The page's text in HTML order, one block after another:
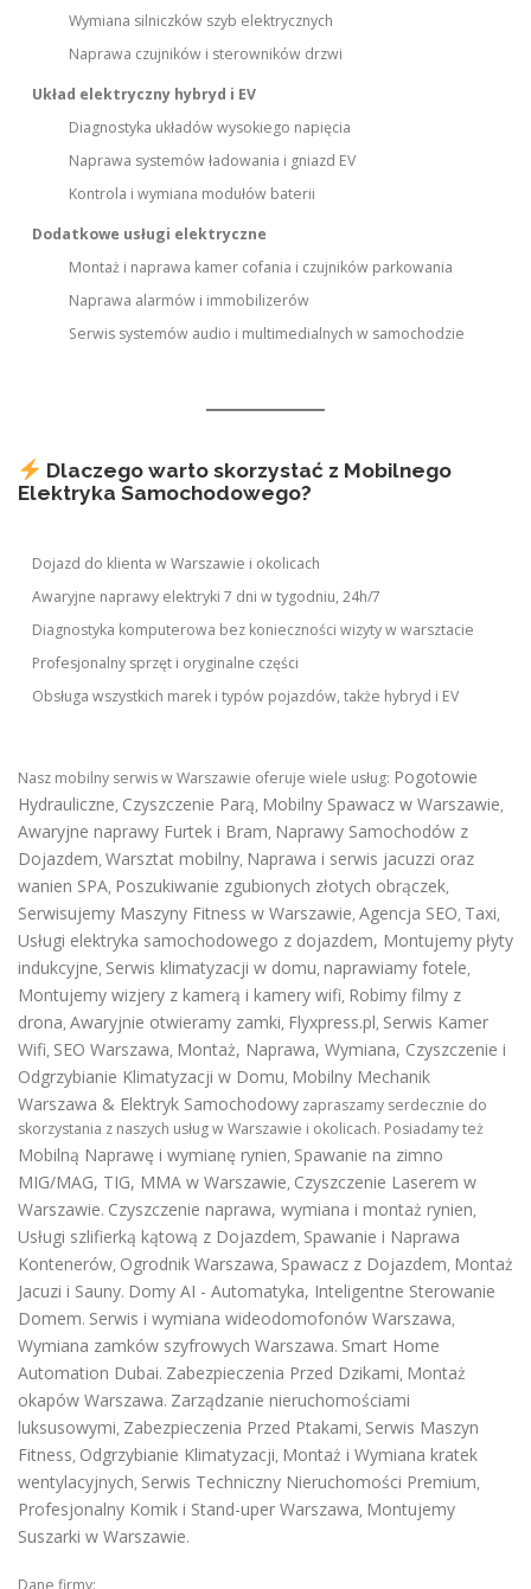
Wymiana silniczków szyb elektrycznych
Naprawa czujników i sterowników drzwi
Układ elektryczny hybryd i EV
Diagnostyka układów wysokiego napięcia
Naprawa systemów ładowania i gniazd EV
Kontrola i wymiana modułów baterii
Dodatkowe usługi elektryczne
Montaż i naprawa kamer cofania i czujników parkowania
Naprawa alarmów i immobilizerów
Serwis systemów audio i multimedialnych w samochodzie
Dlaczego warto skorzystać z Mobilnego
Elektryka Samochodowego?
Dojazd do klienta w Warszawie i okolicach
Awaryjne naprawy elektryki 7 dni w tygodniu, 24h/7
Diagnostyka komputerowa bez konieczności wizyty w warsztacie
Profesjonalny sprzęt i oryginalne części
Obsługa wszystkich marek i typów pojazdów, także hybryd i EV
Nasz mobilny serwis w Warszawie oferuje wiele usług: Pogotowie
Hydrauliczne, Czyszczenie Parą, Mobilny Spawacz w Warszawie,
Awaryjne naprawy Furtek i Bram, Naprawy Samochodów z
Dojazdem, Warsztat mobilny, Naprawa i serwis jacuzzi oraz
wanien SPA, Poszukiwanie zgubionych złotych obrączek,
Serwisujemy Maszyny Fitness w Warszawie, Agencja SEO, Taxi,
Usługi elektryka samochodowego z dojazdem, Montujemy płyty
indukcyjne, Serwis klimatyzacji w domu, naprawiamy fotele,
Montujemy wizjery z kamerą i kamery wifi, Robimy filmy z
drona, Awaryjnie otwieramy zamki, Flyxpress.pl, Serwis Kamer
Wifi, SEO Warszawa, Montaż, Naprawa, Wymiana, Czyszczenie i
Odgrzybianie Klimatyzacji w Domu, Mobilny Mechanik
Warszawa & Elektryk Samochodowy zapraszamy serdecznie do
skorzystania z naszych usług w Warszawie i okolicach. Posiadamy też
Mobilną Naprawę i wymianę rynien, Spawanie na zimno
MIG/MAG, TIG, MMA w Warszawie, Czyszczenie Laserem w
Warszawie. Czyszczenie naprawa, wymiana i montaż rynien,
Usługi szlifierką kątową z Dojazdem, Spawanie i Naprawa
Kontenerów, Ogrodnik Warszawa, Spawacz z Dojazdem, Montaż
Jacuzi i Sauny. Domy AI - Automatyka, Inteligentne Sterowanie
Domem. Serwis i wymiana wideodomofonów Warszawa,
Wymiana zamków szyfrowych Warszawa. Smart Home
Automation Dubai. Zabezpieczenia Przed Dzikami, Montaż
okapów Warszawa. Zarządzanie nieruchomościami
luksusowymi, Zabezpieczenia Przed Ptakami, Serwis Maszyn
Fitness, Odgrzybianie Klimatyzacji, Montaż i Wymiana kratek
wentylacyjnych, Serwis Techniczny Nieruchomości Premium,
Profesjonalny Komik i Stand-uper Warszawa, Montujemy
Suszarki w Warszawie.